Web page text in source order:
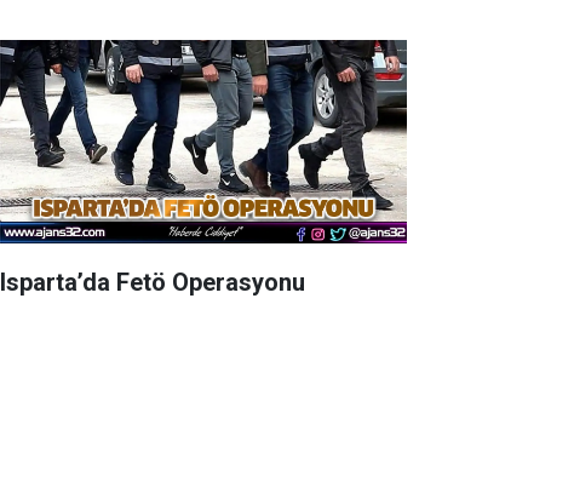
Isparta’da Fetö Operasyonu